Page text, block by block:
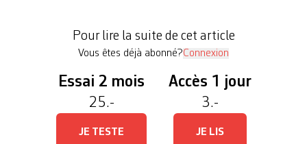
mois plus […]
Pour lire la suite de cet article
Vous êtes déjà abonné?Connexion
Essai 2 mois
25.-
JE TESTE
Accès 1 jour
3.-
JE LIS